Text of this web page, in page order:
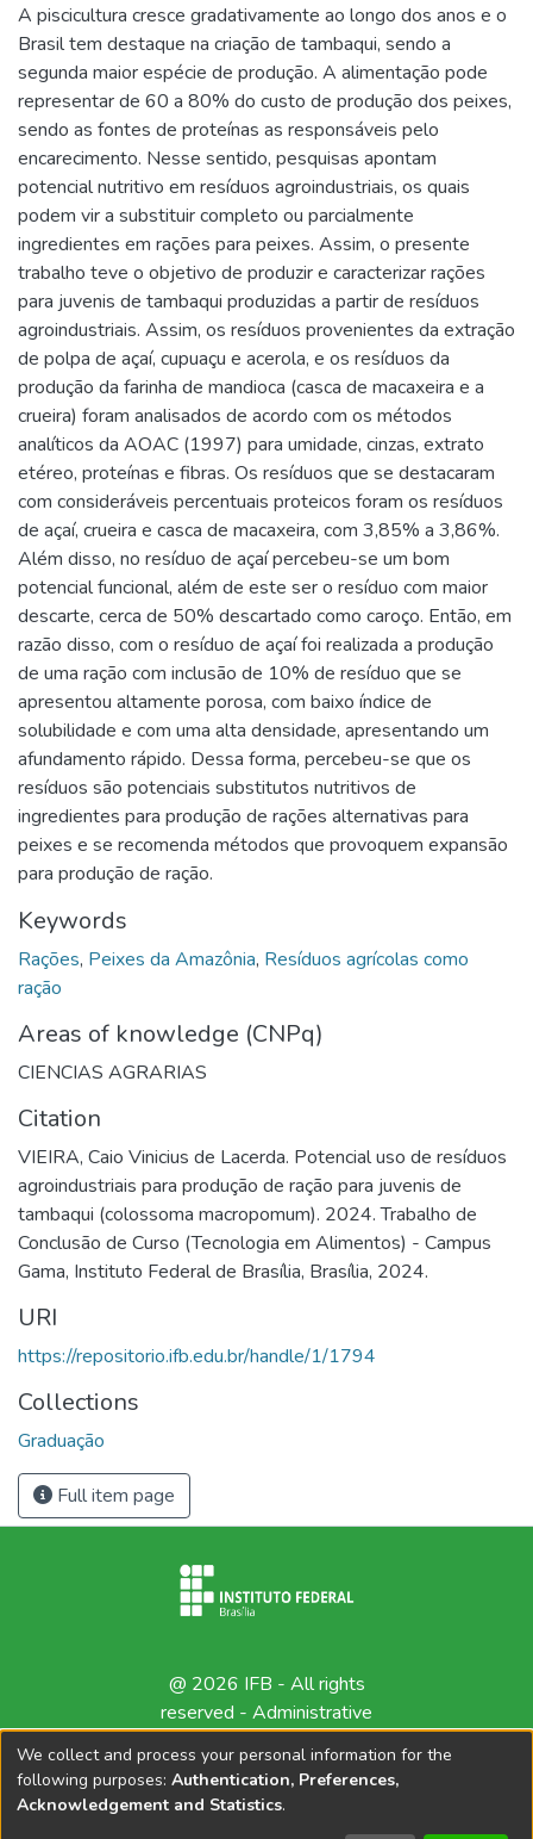
A piscicultura cresce gradativamente ao longo dos anos e o
Brasil tem destaque na criação de tambaqui, sendo a
segunda maior espécie de produção. A alimentação pode
representar de 60 a 80% do custo de produção dos peixes,
sendo as fontes de proteínas as responsáveis pelo
encarecimento. Nesse sentido, pesquisas apontam
potencial nutritivo em resíduos agroindustriais, os quais
podem vir a substituir completo ou parcialmente
ingredientes em rações para peixes. Assim, o presente
trabalho teve o objetivo de produzir e caracterizar rações
para juvenis de tambaqui produzidas a partir de resíduos
agroindustriais. Assim, os resíduos provenientes da extração
de polpa de açaí, cupuaçu e acerola, e os resíduos da
produção da farinha de mandioca (casca de macaxeira e a
crueira) foram analisados de acordo com os métodos
analíticos da AOAC (1997) para umidade, cinzas, extrato
etéreo, proteínas e fibras. Os resíduos que se destacaram
com consideráveis percentuais proteicos foram os resíduos
de açaí, crueira e casca de macaxeira, com 3,85% a 3,86%.
Além disso, no resíduo de açaí percebeu-se um bom
potencial funcional, além de este ser o resíduo com maior
descarte, cerca de 50% descartado como caroço. Então, em
razão disso, com o resíduo de açaí foi realizada a produção
de uma ração com inclusão de 10% de resíduo que se
apresentou altamente porosa, com baixo índice de
solubilidade e com uma alta densidade, apresentando um
afundamento rápido. Dessa forma, percebeu-se que os
resíduos são potenciais substitutos nutritivos de
ingredientes para produção de rações alternativas para
peixes e se recomenda métodos que provoquem expansão
para produção de ração.
Keywords
Rações, Peixes da Amazônia, Resíduos agrícolas como
ração
Areas of knowledge (CNPq)
CIENCIAS AGRARIAS
Citation
VIEIRA, Caio Vinicius de Lacerda. Potencial uso de resíduos
agroindustriais para produção de ração para juvenis de
tambaqui (colossoma macropomum). 2024. Trabalho de
Conclusão de Curso (Tecnologia em Alimentos) - Campus
Gama, Instituto Federal de Brasília, Brasília, 2024.
URI
https://repositorio.ifb.edu.br/handle/1/1794
Collections
Graduação
Full item page
@ 2026 IFB - All rights
reserved - Administrative
We collect and process your personal information for the
following purposes: Authentication, Preferences,
Acknowledgement and Statistics.